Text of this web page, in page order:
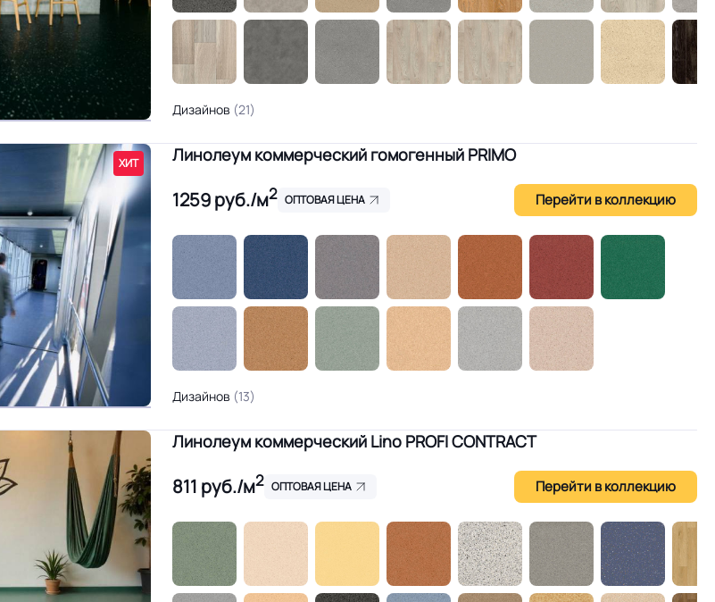
Дизайнов (21)
ХИТ Линолеум коммерческий гомогенный PRIMO
1259руб./м2 ОПТОВАЯ ЦЕНА Перейти в коллекцию
Дизайнов (13)
Линолеум коммерческий Lino PROFI CONTRACT
811 руб./м2 ОПТОВАЯ ЦЕНА Перейти в коллекцию